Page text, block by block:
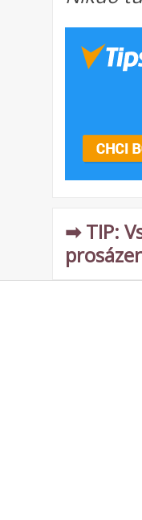
➡ TIP: